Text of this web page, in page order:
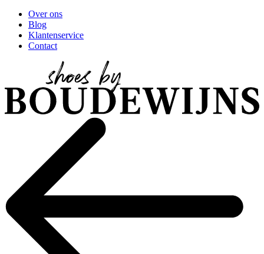
Over ons
Blog
Klantenservice
Contact